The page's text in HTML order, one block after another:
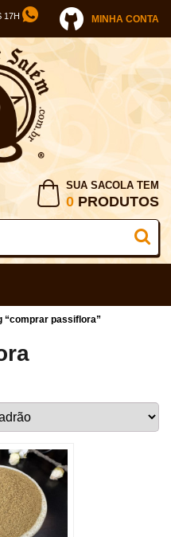
17H MINHA CONTA
SUA SACOLA TEM
0 PRODUTOS
“comprar passiflora”